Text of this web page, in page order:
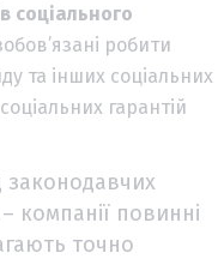
соціального
робити
та інших соціальних
гарантій
законодавчих
компанії повинні
точно